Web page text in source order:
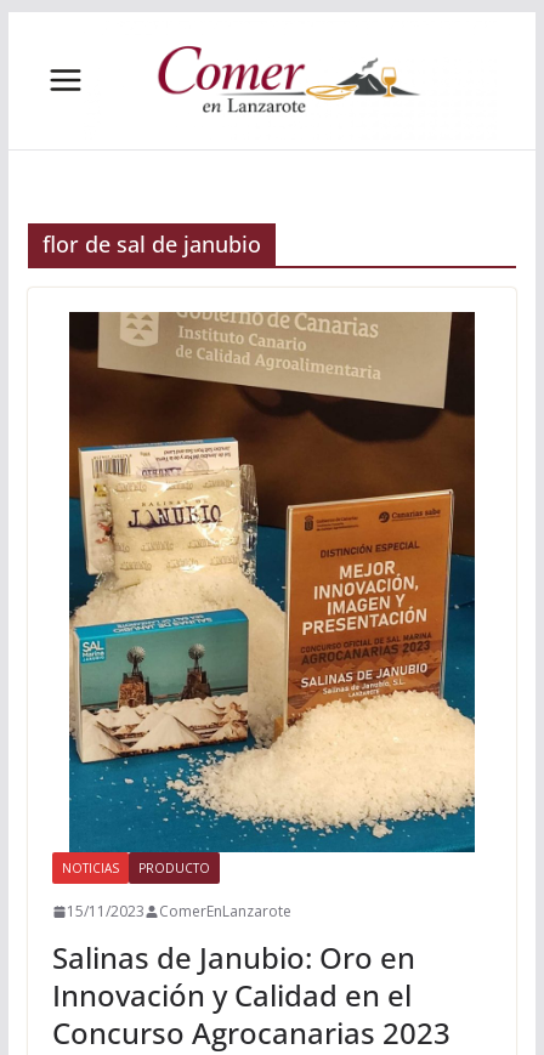
contenido
flor de sal de janubio
NOTICIAS PRODUCTO
15/11/2023 ComerEnLanzarote
Salinas de Janubio: Oro en
Innovación y Calidad en el
Concurso Agrocanarias 2023